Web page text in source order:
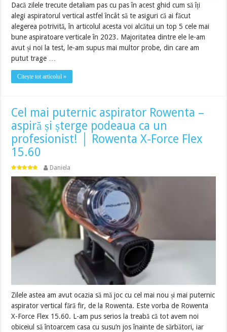
Dacă zilele trecute detaliam pas cu pas în acest ghid cum să îți
alegi aspiratorul vertical astfel încât să te asiguri că ai făcut
alegerea potrivită, în articolul acesta voi alcătui un top 5 cele mai
bune aspiratoare verticale în 2023. Majoritatea dintre ele le-am
avut și noi la test, le-am supus mai multor probe, din care am
putut trage …
Citește tot articolul »
Cel mai puternic aspirator Rowenta –
aspiră și șterge podeaua ca un
profesionist! │ Rowenta X-Force Flex
15.60
Daniela
Zilele astea am avut ocazia să mă joc cu cel mai nou și mai puternic
aspirator vertical fără fir, de la Rowenta. Este vorba de Rowenta
X-Force Flex 15.60. L-am pus serios la treabă că tot avem noi
obiceiul să întoarcem casa cu susu’n jos înainte de sărbători, iar